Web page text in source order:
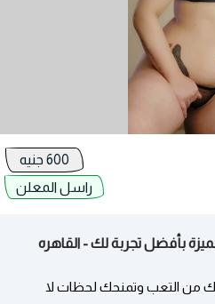
راسل المعلن
بأفضل تجربة لك - القاهره
من التعب وتمنحك لحظات لا